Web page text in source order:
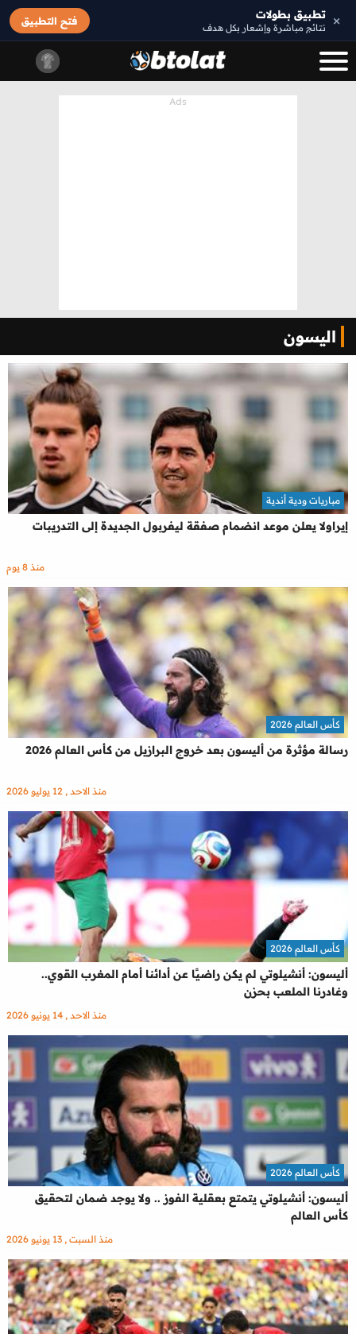
× تطبيق بطولات
نتائج مباشرة وإشعار بكل هدف
فتح التطبيق
اليسون
إيراولا يعلن موعد انضمام صفقة ليفربول الجديدة إلى التدريبات
مباريات ودية أندية
منذ 8 يوم
رسالة مؤثرة من أليسون بعد خروج البرازيل من كأس العالم 2026
كأس العالم 2026
منذ الاحد , 12 يوليو 2026
أليسون: أنشيلوتي لم يكن راضيًا عن أدائنا أمام المغرب القوي..
وغادرنا الملعب بحزن
كأس العالم 2026
منذ الاحد , 14 يونيو 2026
أليسون: أنشيلوتي يتمتع بعقلية الفوز .. ولا يوجد ضمان لتحقيق
كأس العالم
كأس العالم 2026
منذ السبت , 13 يونيو 2026